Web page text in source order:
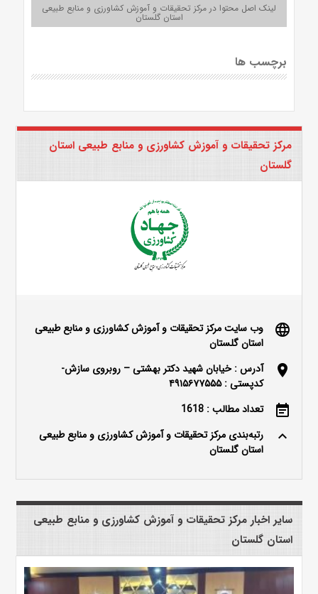
لینک اصل محتوا در مرکز تحقیقات و آموزش کشاورزی و منابع طبیعی
استان گلستان
برچسب ها
مرکز تحقیقات و آموزش کشاورزی و منابع طبیعی استان
گلستان
language
وب سایت مرکز تحقیقات و آموزش کشاورزی و منابع طبیعی
استان گلستان
location_on
آدرس : خیابان شهید دکتر بهشتی – روبروی سازش-
کدپستی : ۴۹۱۵۶۷۷۵۵۵
event_note تعداد مطالب : 1618
keyboard_arrow_up
رتبه‌بندی مرکز تحقیقات و آموزش کشاورزی و منابع طبیعی
استان گلستان
سایر اخبار مرکز تحقیقات و آموزش کشاورزی و منابع طبیعی
استان گلستان